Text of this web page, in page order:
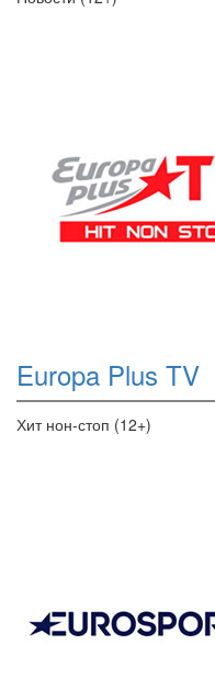
Europa Plus TV
Хит нон-стоп (12+)